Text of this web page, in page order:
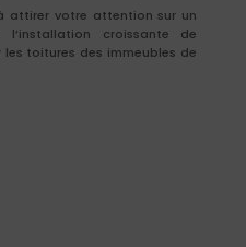
attirer votre attention sur un
croissante de
toitures des immeubles de